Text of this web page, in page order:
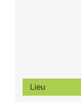
Lieu